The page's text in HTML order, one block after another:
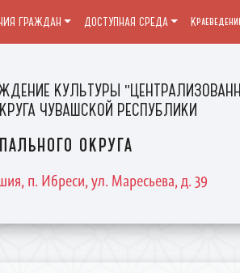
КУЛЬТУРЫ
ЧУВАШСКОЙ РЕСПУБЛИКИ
округа
п. Ибреси, ул. Маресьева, д. 39
ГРАЖДАН ДОСТУПНАЯ СРЕДА